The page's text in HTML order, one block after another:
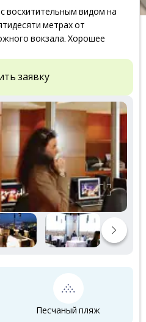
восхитительным видом на
метрах от
вокзала. Хорошее
заявку
Песчаный пляж